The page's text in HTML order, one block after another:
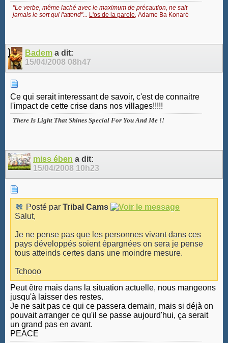
"Le verbe, même laché avec le maximum de précaution, ne sait
jamais le sort qui l'attend"... L'os de la parole, Adame Ba Konaré
Badem a dit:
15/04/2008 08h47
Ce qui serait interessant de savoir, c'est de connaitre
l'impact de cette crise dans nos villages!!!!!
There Is Light That Shines Special For You And Me !!
miss ében a dit:
15/04/2008 10h23
Posté par Tribal Cams
Salut,
Je ne pense pas que les personnes vivant dans ces
pays développés soient épargnées on sera je pense
tous atteinds certes dans une moindre mesure.
Tchooo
Peut être mais dans la situation actuelle, nous mangeons
jusqu'à laisser des restes.
Je ne sait pas ce qui ce passera demain, mais si déjà on
pouvait arranger ce qu'il se passe aujourd'hui, ça serait
un grand pas en avant.
PEACE